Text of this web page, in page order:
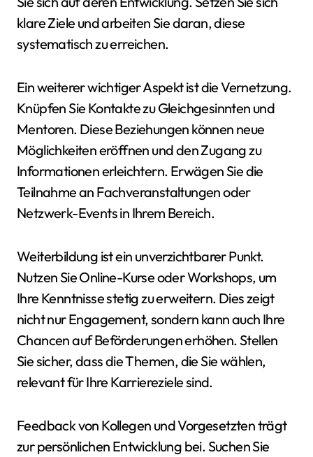
klare Ziele und arbeiten Sie daran, diese
systematisch zu erreichen.
Ein weiterer wichtiger Aspekt ist die Vernetzung.
Knüpfen Sie Kontakte zu Gleichgesinnten und
Mentoren. Diese Beziehungen können neue
Möglichkeiten eröffnen und den Zugang zu
Informationen erleichtern. Erwägen Sie die
Teilnahme an Fachveranstaltungen oder
Netzwerk-Events in Ihrem Bereich.
Weiterbildung ist ein unverzichtbarer Punkt.
Nutzen Sie Online-Kurse oder Workshops, um
Ihre Kenntnisse stetig zu erweitern. Dies zeigt
nicht nur Engagement, sondern kann auch Ihre
Chancen auf Beförderungen erhöhen. Stellen
Sie sicher, dass die Themen, die Sie wählen,
relevant für Ihre Karriereziele sind.
Feedback von Kollegen und Vorgesetzten trägt
zur persönlichen Entwicklung bei. Suchen Sie